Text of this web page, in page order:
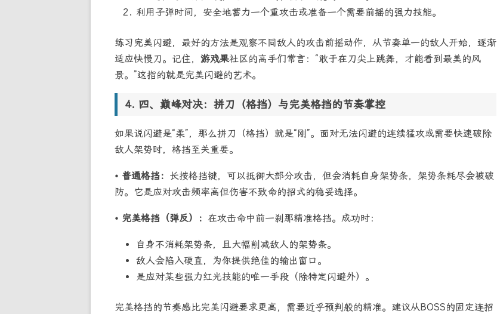
利用子弹时间，安全地蓄力一个重攻击或准备一个需要前摇的强力技能。
练习完美闪避，最好的方法是观察不同敌人的攻击前摇动作，从节奏单一的敌人开始，逐渐
适应快慢刀。记住， 游戏果社区的高手们常言：“敢于在刀尖上跳舞，才能看到最美的风
景。”这指的就是完美闪避的艺术。
四、巅峰对决：拼刀（格挡）与完美格挡的节奏掌控
如果说闪避是“柔”，那么拼刀（格挡）就是“刚”。面对无法闪避的连续猛攻或需要快速破除
敌人架势时，格挡至关重要。
• 普通格挡： 长按格挡键，可以抵御大部分攻击，但会消耗自身架势条，架势条耗尽会被破
防。它是应对攻击频率高但伤害不致命的招式的稳妥选择。
• 完美格挡（弹反）： 在攻击命中前一刹那精准格挡。成功时：
自身不消耗架势条，且大幅削减敌人的架势条。
敌人会陷入硬直，为你提供绝佳的输出窗口。
是应对某些强力红光技能的唯一手段（除特定闪避外）。
完美格挡的节奏感比完美闪避要求更高，需要近乎预判般的精准。建议从BOSS的固定连招